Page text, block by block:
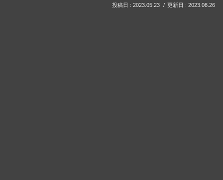
2023.05.23 2023.08.26